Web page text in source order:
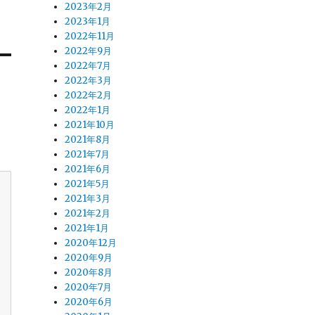
2023年2月
2023年1月
2022年11月
2022年9月
2022年7月
2022年3月
2022年2月
2022年1月
2021年10月
2021年8月
2021年7月
2021年6月
2021年5月
2021年3月
2021年2月
2021年1月
2020年12月
2020年9月
2020年8月
2020年7月
2020年6月